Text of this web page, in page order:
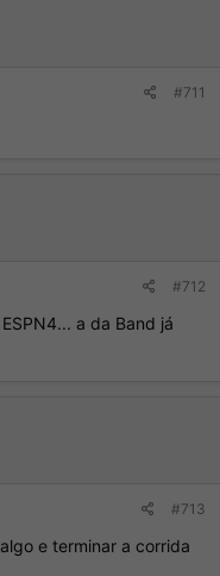
#711
#712
a da Band já
#713
e terminar a corrida